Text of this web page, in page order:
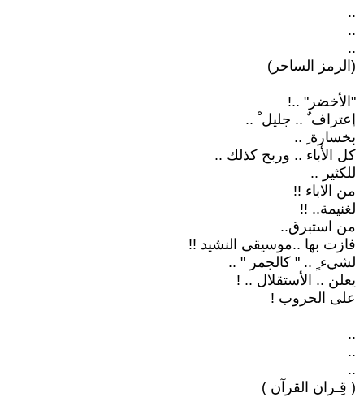
..
..
..
(الرمز الساحر)
"الأخضر" ..!
إعتراف ٌ .. جليل ْ ..
بخسارة ِ ..
كل الأباء .. وربح كذلك ..
للكثير ..
من الاباء !!
لغنيمة.. !!
من استبرق..
فازت بها ..موسيقى النشيد !!
لشيء ٍ .. " كالجمر " ..
يعلن .. الأستقلال .. !
على الحروب !
..
..
..
( قِـران القرآن )